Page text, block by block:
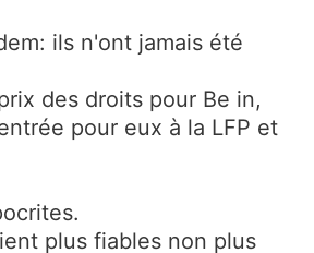
ils n'ont jamais été
des droits pour Be in,
pour eux à la LFP et
plus fiables non plus